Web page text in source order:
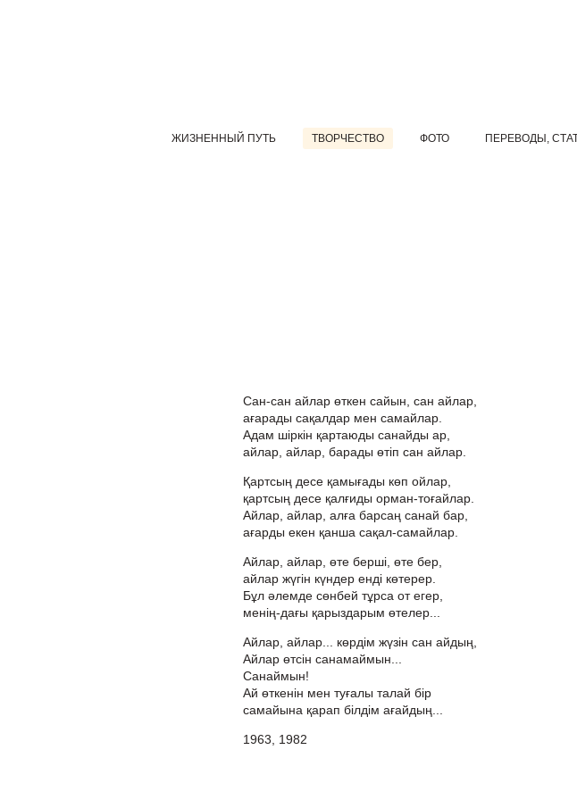
ЖИЗНЕННЫЙ ПУТЬ ТВОРЧЕСТВО ФОТО ПЕРЕВОДЫ,
Сан-сан айлар өткен сайын, сан айлар,
ағарады сақалдар мен самайлар.
Адам шіркін қартаюды санайды ар,
айлар, айлар, барады өтіп сан айлар.
Қартсың десе қамығады көп ойлар,
қартсың десе қалғиды орман-тоғайлар.
Айлар, айлар, алға барсаң санай бар,
ағарды екен қанша сақал-самайлар.
Айлар, айлар, өте берші, өте бер,
айлар жүгін күндер енді көтерер.
Бұл әлемде сөнбей тұрса от егер,
менің-дағы қарыздарым өтелер...
Айлар, айлар... көрдім жүзін сан айдың,
Айлар өтсін санамаймын...
Санаймын!
Ай өткенін мен туғалы талай бір
самайына қарап білдім ағайдың...
1963, 1982